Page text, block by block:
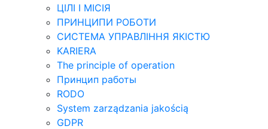
ЦІЛІ І МІСІЯ
ПРИНЦИПИ РОБОТИ
СИСТЕМА УПРАВЛІННЯ ЯКІСТЮ
KARIERA
The principle of operation
Принцип работы
RODO
System zarządzania jakością
GDPR